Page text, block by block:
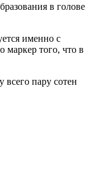
в голове
именно с
маркер того, что в
всего пару сотен